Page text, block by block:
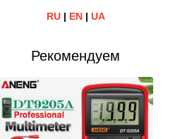
RU| EN| UA
Рекомендуем